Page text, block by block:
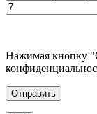
Нажимая кнопку